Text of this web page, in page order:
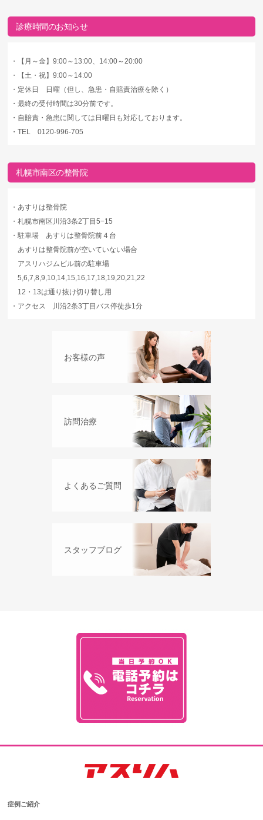
診療時間のお知らせ
・
【月～金】9:00～13:00、14:00～20:00
・
【土・祝】9:00～14:00
・ 定休日 日曜（但し、急患・自賠責治療を除く）
・最終の受付時間は30分前です。
・ 自賠責・急患に関しては日曜日も対応しております。
・TEL 0120-996-705
札幌市南区の整骨院
・あすりは整骨院
・札幌市南区川沿3条2丁目5−15
・駐車場 あすりは整骨院前４台
あすりは整骨院前が空いていない場合
アスリハジムビル前の駐車場
5,6,7,8,9,10,14,15,16,17,18,19,20,21,22
12・13は通り抜け切り替し用
・ アクセス 川沿2条3丁目バス停徒歩1分
お客様の声
訪問治療
よくあるご質問
スタッフブログ
症例ご紹介